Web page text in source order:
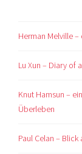
Herman Melville
Lu Xun – Diary of
Knut Hamsun –
Überleben
Paul Celan –